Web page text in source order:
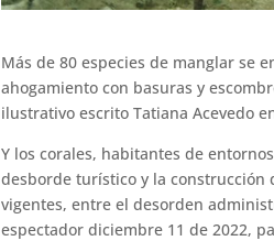
Más de 80 especies de manglar se
ahogamiento con basuras y
ilustrativo escrito Tatiana Acevedo
Y los corales, habitantes de
desborde turístico y la construcción
vigentes, entre el desorden
espectador diciembre 11 de 2022,